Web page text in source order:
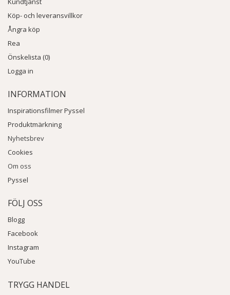
Fler produkter ur Montanas fantastiska sortiment kan du
Köp- och leveransvillkor
Ångra köp
Rea
Önskelista (0)
Logga in
INFORMATION
Inspirationsfilmer Pyssel
Produktmärkning
Nyhetsbrev
Cookies
Om oss
Pyssel
FÖLJ OSS
Blogg
Facebook
Instagram
YouTube
TRYGG HANDEL